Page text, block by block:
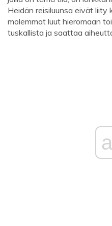
Heidän reisiluunsa eivät liity
molemmat luut hieromaan
tuskallista ja saattaa